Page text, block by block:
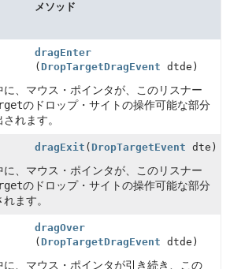
メソッド
dragEnter
(DropTargetDragEvent dtde)
に、マウス・ポインタが、このリスナー
のドロップ・サイトの操作可能な部分
れます。
dragExit ( DropTargetEvent dte)
に、マウス・ポインタが、このリスナー
のドロップ・サイトの操作可能な部分
ます。
dragOver
(DropTargetDragEvent dtde)
に、マウス・ポインタが引き続き、この